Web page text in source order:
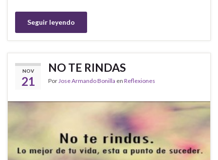
Seguir leyendo
NOV
21
NO TE RINDAS
PorJose Armando Bonilla en Reflexiones